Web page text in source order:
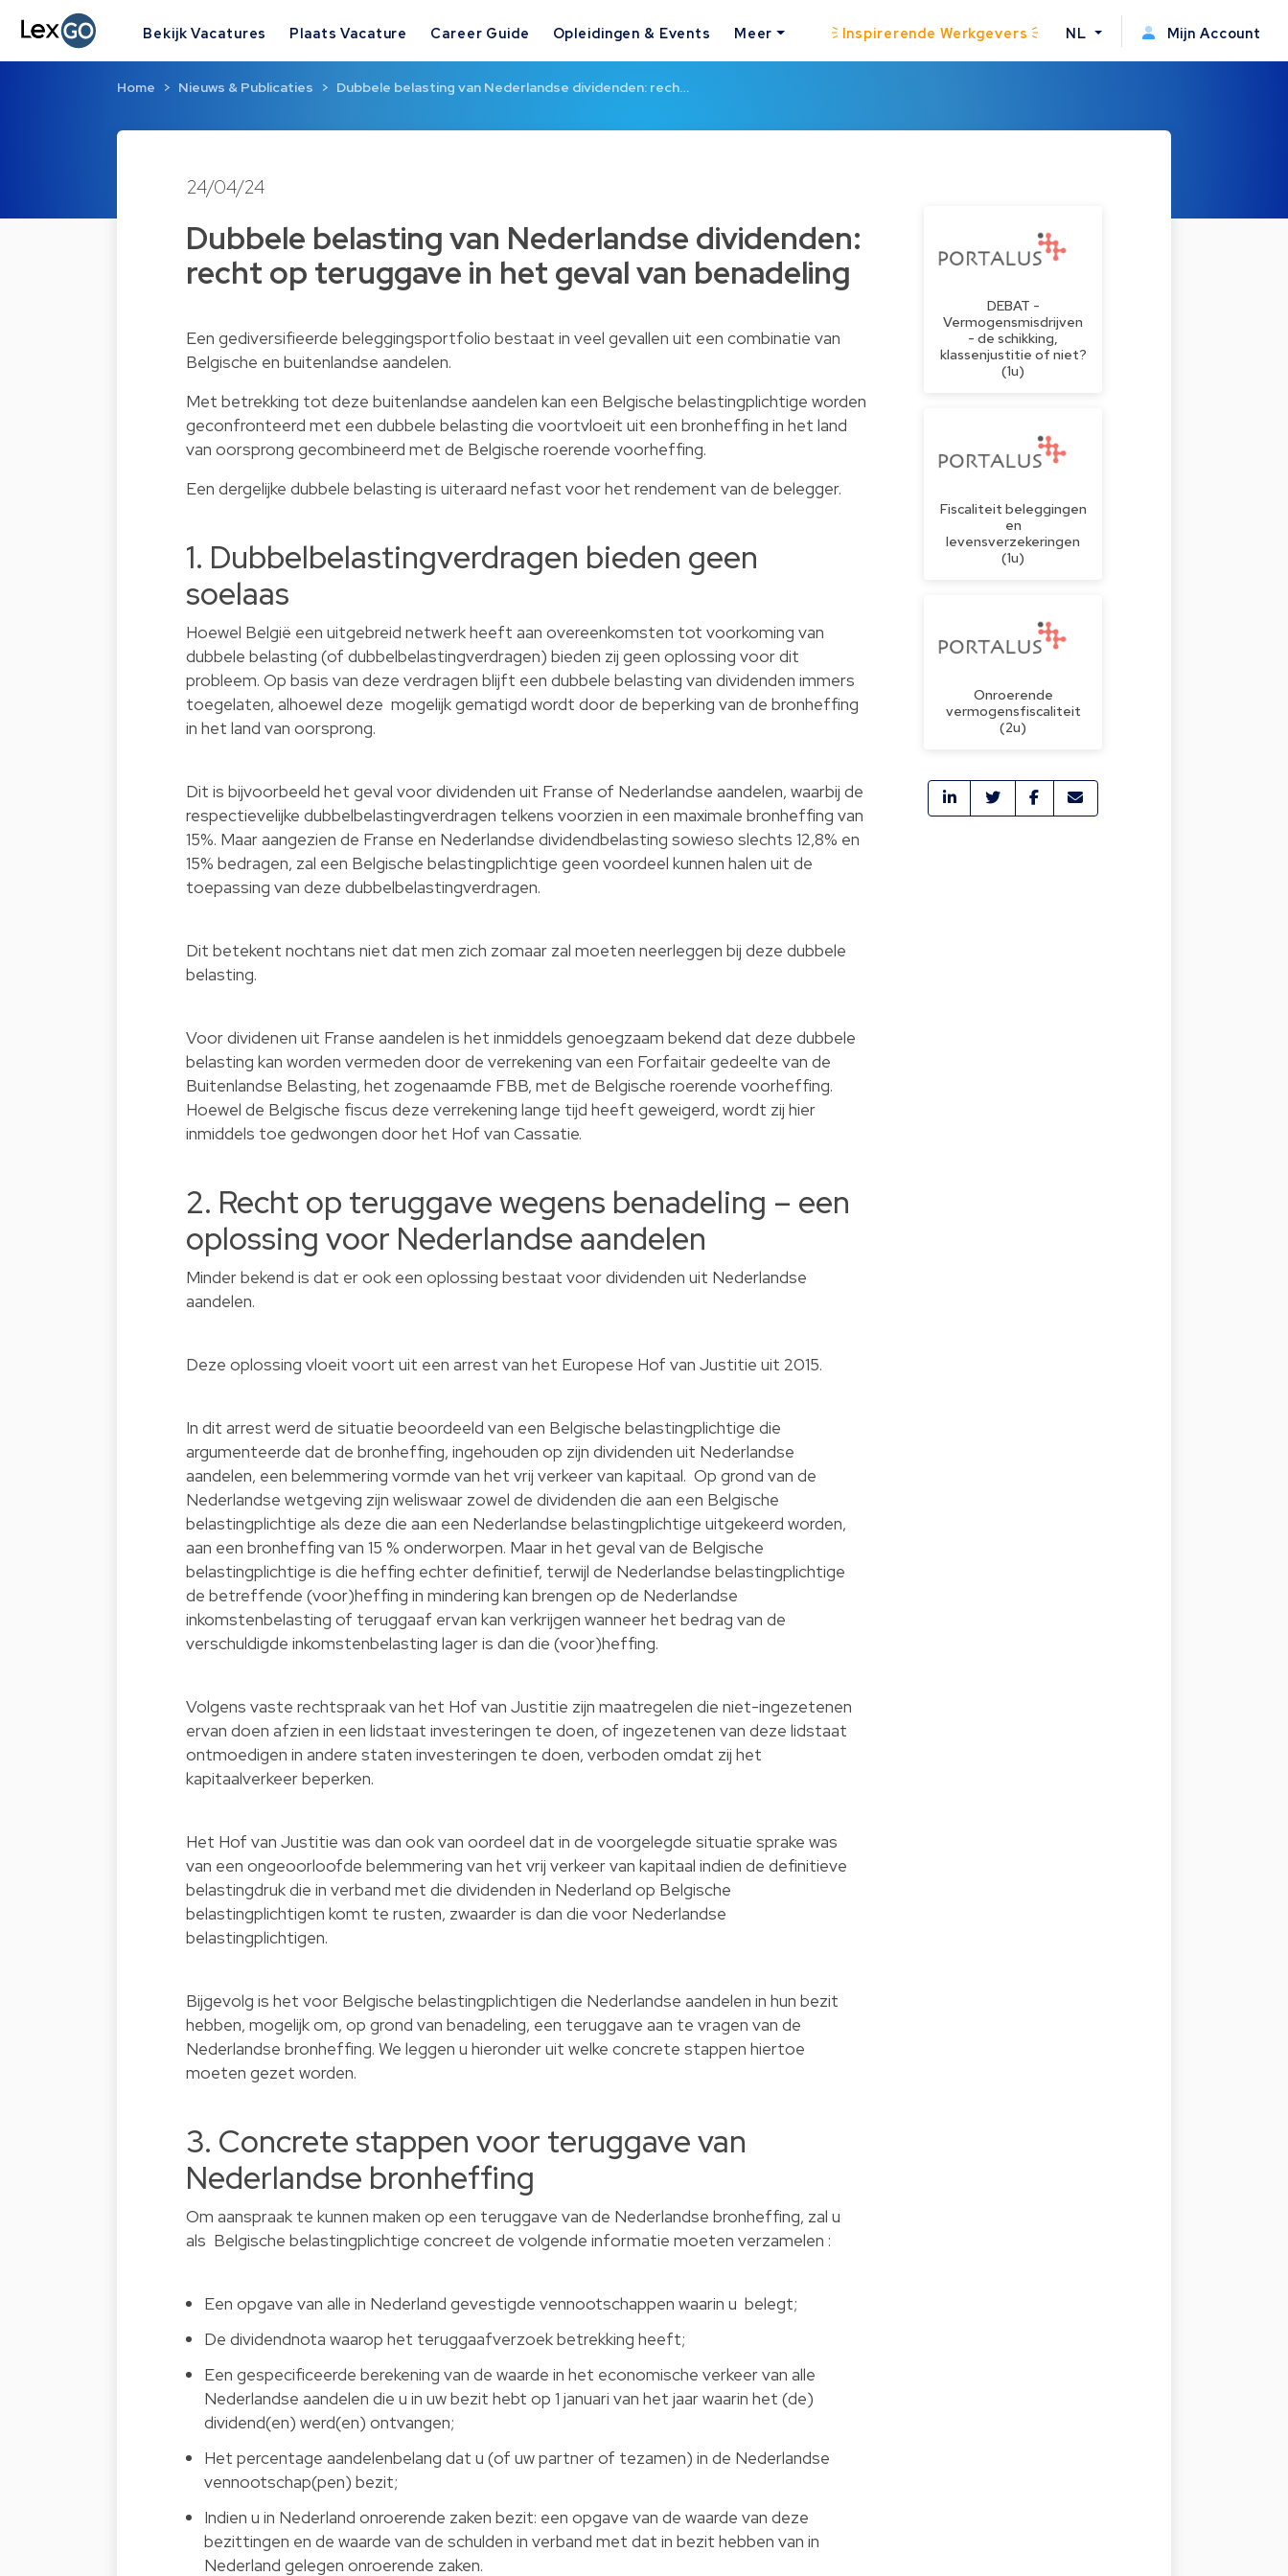
Bekijk Vacatures Plaats Vacature Career Guide Opleidingen & Events Meer Inspirerende Werkgevers NL Mijn Account
Home Nieuws & Publicaties Dubbele belasting van Nederlandse dividenden: rech…
24/04/24
Dubbele belasting van Nederlandse dividenden:
recht op teruggave in het geval van benadeling
Een gediversifieerde beleggingsportfolio bestaat in veel gevallen uit een combinatie van
Belgische en buitenlandse aandelen.
Met betrekking tot deze buitenlandse aandelen kan een Belgische belastingplichtige worden
geconfronteerd met een dubbele belasting die voortvloeit uit een bronheffing in het land
van oorsprong gecombineerd met de Belgische roerende voorheffing.
Een dergelijke dubbele belasting is uiteraard nefast voor het rendement van de belegger.
1. Dubbelbelastingverdragen bieden geen
soelaas
Hoewel België een uitgebreid netwerk heeft aan overeenkomsten tot voorkoming van
dubbele belasting (of dubbelbelastingverdragen) bieden zij geen oplossing voor dit
probleem. Op basis van deze verdragen blijft een dubbele belasting van dividenden immers
toegelaten, alhoewel deze mogelijk gematigd wordt door de beperking van de bronheffing
in het land van oorsprong.
Dit is bijvoorbeeld het geval voor dividenden uit Franse of Nederlandse aandelen, waarbij de
respectievelijke dubbelbelastingverdragen telkens voorzien in een maximale bronheffing van
15%. Maar aangezien de Franse en Nederlandse dividendbelasting sowieso slechts 12,8% en
15% bedragen, zal een Belgische belastingplichtige geen voordeel kunnen halen uit de
toepassing van deze dubbelbelastingverdragen.
Dit betekent nochtans niet dat men zich zomaar zal moeten neerleggen bij deze dubbele
belasting.
Voor dividenen uit Franse aandelen is het inmiddels genoegzaam bekend dat deze dubbele
belasting kan worden vermeden door de verrekening van een Forfaitair gedeelte van de
Buitenlandse Belasting, het zogenaamde FBB, met de Belgische roerende voorheffing.
Hoewel de Belgische fiscus deze verrekening lange tijd heeft geweigerd, wordt zij hier
inmiddels toe gedwongen door het Hof van Cassatie.
2. Recht op teruggave wegens benadeling – een
oplossing voor Nederlandse aandelen
Minder bekend is dat er ook een oplossing bestaat voor dividenden uit Nederlandse
aandelen.
Deze oplossing vloeit voort uit een arrest van het Europese Hof van Justitie uit 2015.
In dit arrest werd de situatie beoordeeld van een Belgische belastingplichtige die
argumenteerde dat de bronheffing, ingehouden op zijn dividenden uit Nederlandse
aandelen, een belemmering vormde van het vrij verkeer van kapitaal. Op grond van de
Nederlandse wetgeving zijn weliswaar zowel de dividenden die aan een Belgische
belastingplichtige als deze die aan een Nederlandse belastingplichtige uitgekeerd worden,
aan een bronheffing van 15 % onderworpen. Maar in het geval van de Belgische
belastingplichtige is die heffing echter definitief, terwijl de Nederlandse belastingplichtige
de betreffende (voor)heffing in mindering kan brengen op de Nederlandse
inkomstenbelasting of teruggaaf ervan kan verkrijgen wanneer het bedrag van de
verschuldigde inkomstenbelasting lager is dan die (voor)heffing.
Volgens vaste rechtspraak van het Hof van Justitie zijn maatregelen die niet-ingezetenen
ervan doen afzien in een lidstaat investeringen te doen, of ingezetenen van deze lidstaat
ontmoedigen in andere staten investeringen te doen, verboden omdat zij het
kapitaalverkeer beperken.
Het Hof van Justitie was dan ook van oordeel dat in de voorgelegde situatie sprake was
van een ongeoorloofde belemmering van het vrij verkeer van kapitaal indien de definitieve
belastingdruk die in verband met die dividenden in Nederland op Belgische
belastingplichtigen komt te rusten, zwaarder is dan die voor Nederlandse
belastingplichtigen.
Bijgevolg is het voor Belgische belastingplichtigen die Nederlandse aandelen in hun bezit
hebben, mogelijk om, op grond van benadeling, een teruggave aan te vragen van de
Nederlandse bronheffing. We leggen u hieronder uit welke concrete stappen hiertoe
moeten gezet worden.
3. Concrete stappen voor teruggave van
Nederlandse bronheffing
Om aanspraak te kunnen maken op een teruggave van de Nederlandse bronheffing, zal u
als Belgische belastingplichtige concreet de volgende informatie moeten verzamelen :
Een opgave van alle in Nederland gevestigde vennootschappen waarin u belegt;
De dividendnota waarop het teruggaafverzoek betrekking heeft;
Een gespecificeerde berekening van de waarde in het economische verkeer van alle
Nederlandse aandelen die u in uw bezit hebt op 1 januari van het jaar waarin het (de)
dividend(en) werd(en) ontvangen;
Het percentage aandelenbelang dat u (of uw partner of tezamen) in de Nederlandse
vennootschap(pen) bezit;
Indien u in Nederland onroerende zaken bezit: een opgave van de waarde van deze
bezittingen en de waarde van de schulden in verband met dat in bezit hebben van in
Nederland gelegen onroerende zaken.
DEBAT -
Vermogensmisdrijven
- de schikking,
klassenjustitie of niet?
(1u)
Fiscaliteit beleggingen
en
levensverzekeringen
(1u)
Onroerende
vermogensfiscaliteit
(2u)